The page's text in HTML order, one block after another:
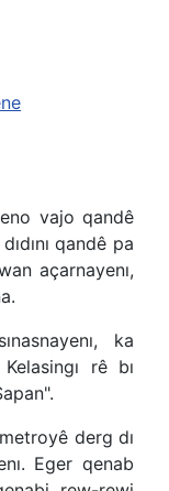
vajo qandê
qandê pa
açarnayenı,
ka
rê bı
derg dı
Eger qenab